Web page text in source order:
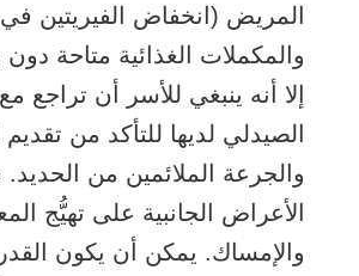
المريض (انخفاض الفيريتين
والمكملات الغذائية متاحة
إلا أنه ينبغي للأسر أن تراجع
الصيدلي لديها للتأكد من تقديم
والجرعة الملائمين من
الأعراض الجانبية على تهيُّج
والإمساك. يمكن أن يكون القدر